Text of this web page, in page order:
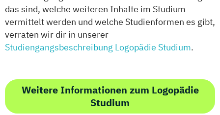
das sind, welche weiteren Inhalte im Studium
vermittelt werden und welche Studienformen es gibt,
verraten wir dir in unserer
Studiengangsbeschreibung Logopädie Studium.
Weitere Informationen zum Logopädie
Studium